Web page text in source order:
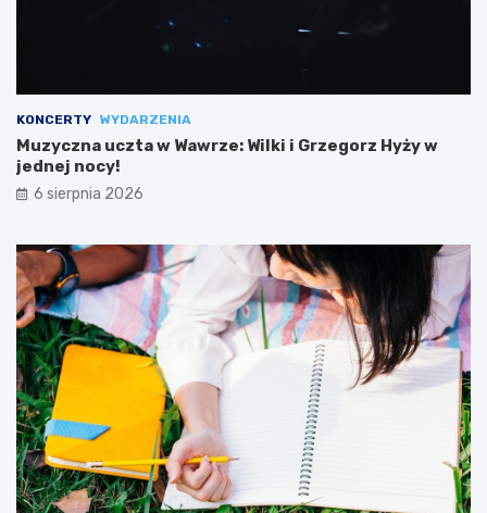
KONCERTY WYDARZENIA
Muzyczna uczta w Wawrze: Wilki i Grzegorz Hyży w
jednej nocy!
6 sierpnia 2026